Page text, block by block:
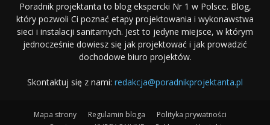
Poradnik projektanta to blog ekspercki Nr 1 w Polsce. Blog,
który pozwoli Ci poznać etapy projektowania i wykonawstwa
sieci i instalacji sanitarnych. Jest to jedyne miejsce, w którym
jednocześnie dowiesz się jak projektować i jak prowadzić
dochodowe biuro projektów.
Skontaktuj się z nami: redakcja@poradnikprojektanta.pl
Mapa strony Regulamin bloga
Polityka prywatności